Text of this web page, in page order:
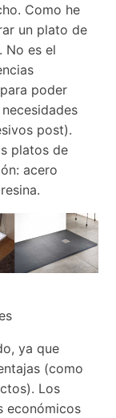
Como he
un plato de
No es el
poder
post).
platos de
acero
ya que
(como
Los
económicos